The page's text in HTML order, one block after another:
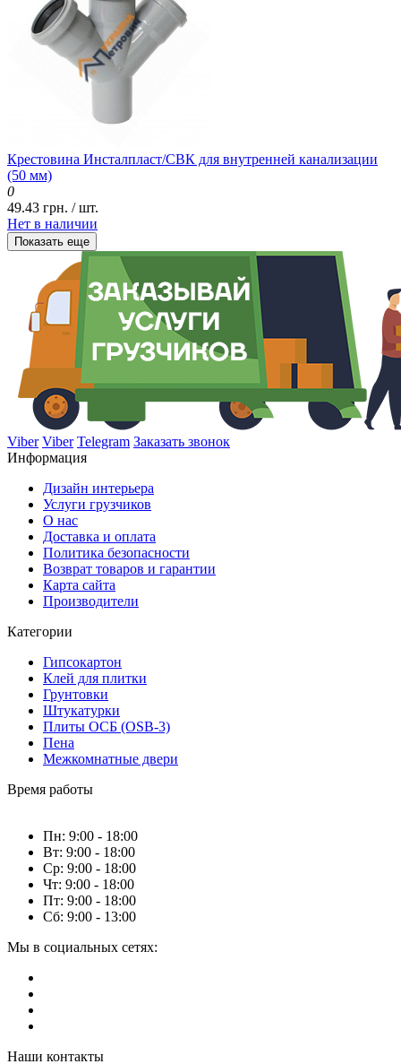
Крестовина Инсталпласт/СВК для внутренней канализации
(50 мм)
0
49.43 грн. / шт.
Нет в наличии
Показать еще
Viber Viber Telegram Заказать звонок
Информация
Дизайн интерьера
Услуги грузчиков
О нас
Доставка и оплата
Политика безопасности
Возврат товаров и гарантии
Карта сайта
Производители
Категории
Гипсокартон
Клей для плитки
Грунтовки
Штукатурки
Плиты ОСБ (OSB-3)
Пена
Межкомнатные двери
Время работы
Пн: 9:00 - 18:00
Вт: 9:00 - 18:00
Ср: 9:00 - 18:00
Чт: 9:00 - 18:00
Пт: 9:00 - 18:00
Сб: 9:00 - 13:00
Мы в социальных сетях:
Наши контакты